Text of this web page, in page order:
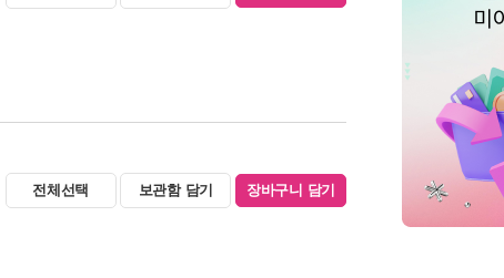
전체선택 보관함 담기 장바구니 담기